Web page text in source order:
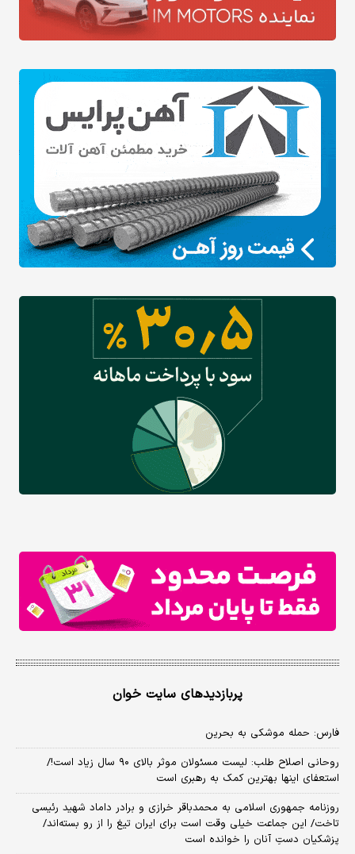
پربازدیدهای سایت خوان
فارس: حمله موشکی به بحرین
روحانی اصلاح طلب: ‌لیست مسئولان موثر بالای ۹۰ سال زیاد است!/
استعفای اینها بهترین کمک به رهبری است
روزنامه جمهوری اسلامی به محمدباقر خرازی و برادر داماد شهید رئیسی
تاخت/ این جماعت خیلی وقت است برای ایران تیغ را از رو بسته‌اند/
پزشکیان دستِ آنان را خوانده است